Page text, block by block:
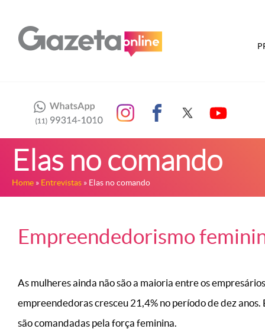
Elas no comando
Home » Entrevistas » Elas no comando
Empreendedorismo
As mulheres ainda não são a maioria entre os
empreendedoras cresceu 21,4% no período de dez
são comandadas pela força feminina.